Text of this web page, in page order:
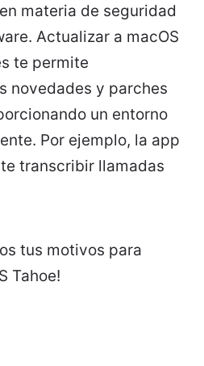
materia de seguridad
Actualizar a macOS
te permite
novedades y parches
un entorno
Por ejemplo, la app
transcribir llamadas
tus motivos para
Tahoe!